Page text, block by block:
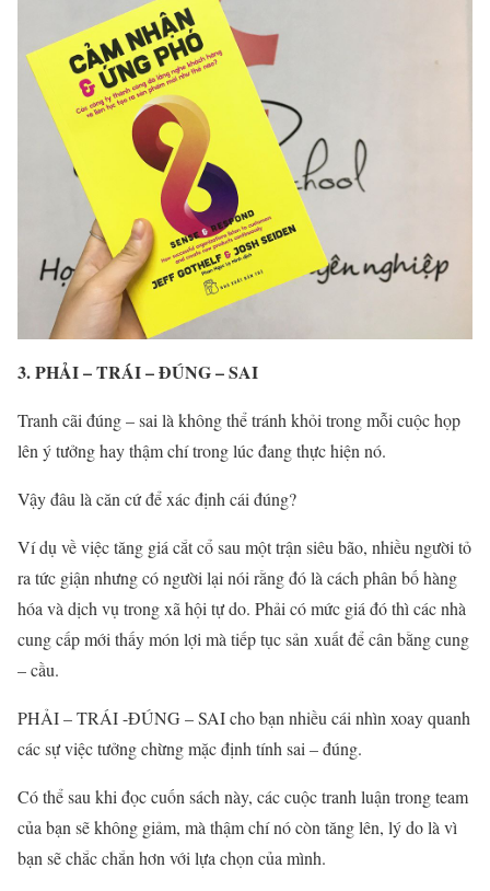
3. PHẢI – TRÁI – ĐÚNG – SAI
Tranh cãi đúng – sai là không thể tránh khỏi trong mỗi cuộc họp
lên ý tưởng hay thậm chí trong lúc đang thực hiện nó.
Vậy đâu là căn cứ để xác định cái đúng?
Ví dụ về việc tăng giá cắt cổ sau một trận siêu bão, nhiều người tỏ
ra tức giận nhưng có người lại nói rằng đó là cách phân bố hàng
hóa và dịch vụ trong xã hội tự do. Phải có mức giá đó thì các nhà
cung cấp mới thấy món lợi mà tiếp tục sản xuất để cân bằng cung
– cầu.
PHẢI – TRÁI -ĐÚNG – SAI cho bạn nhiều cái nhìn xoay quanh
các sự việc tưởng chừng mặc định tính sai – đúng.
Có thể sau khi đọc cuốn sách này, các cuộc tranh luận trong team
của bạn sẽ không giảm, mà thậm chí nó còn tăng lên, lý do là vì
bạn sẽ chắc chắn hơn với lựa chọn của mình.